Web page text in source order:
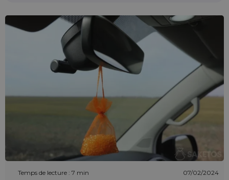
Temps de lecture : 7 min 07/02/2024